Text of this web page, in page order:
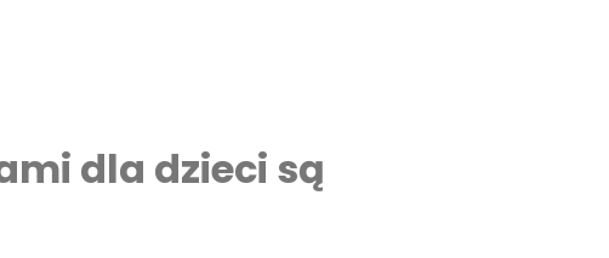
dla dzieci są